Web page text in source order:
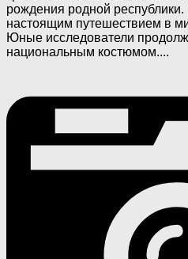
рождения родной
настоящим путешествием в
Юные исследователи
национальным костюмом....